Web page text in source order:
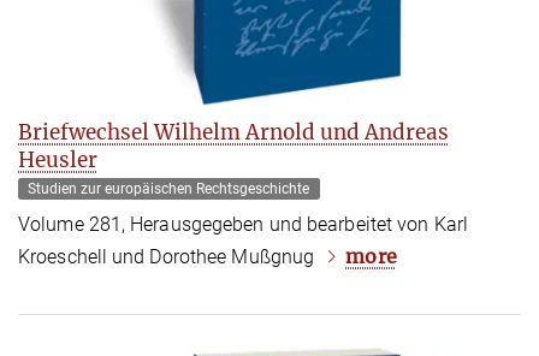
Briefwechsel Wilhelm Arnold und Andreas
Heusler
Studien zur europäischen Rechtsgeschichte
Volume 281, Herausgegeben und bearbeitet von Karl
Kroeschell und Dorothee Mußgnug
more